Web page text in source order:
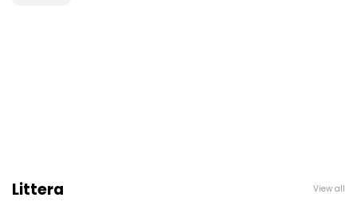
Littera View all